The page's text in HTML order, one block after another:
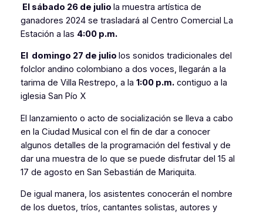
El sábado 26 de julio la muestra artística de
ganadores 2024 se trasladará al Centro Comercial La
Estación a las 4:00 p.m.
El domingo 27 de julio los sonidos tradicionales del
folclor andino colombiano a dos voces, llegarán a la
tarima de Villa Restrepo, a la 1:00 p.m.contiguo a la
iglesia San Pío X
El lanzamiento o acto de socialización se lleva a cabo
en la Ciudad Musical con el fin de dar a conocer
algunos detalles de la programación del festival y de
dar una muestra de lo que se puede disfrutar del 15 al
17 de agosto en San Sebastián de Mariquita.
De igual manera, los asistentes conocerán el nombre
de los duetos, tríos, cantantes solistas, autores y